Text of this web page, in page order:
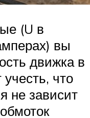
(U в
вы
движка в
что
не зависит